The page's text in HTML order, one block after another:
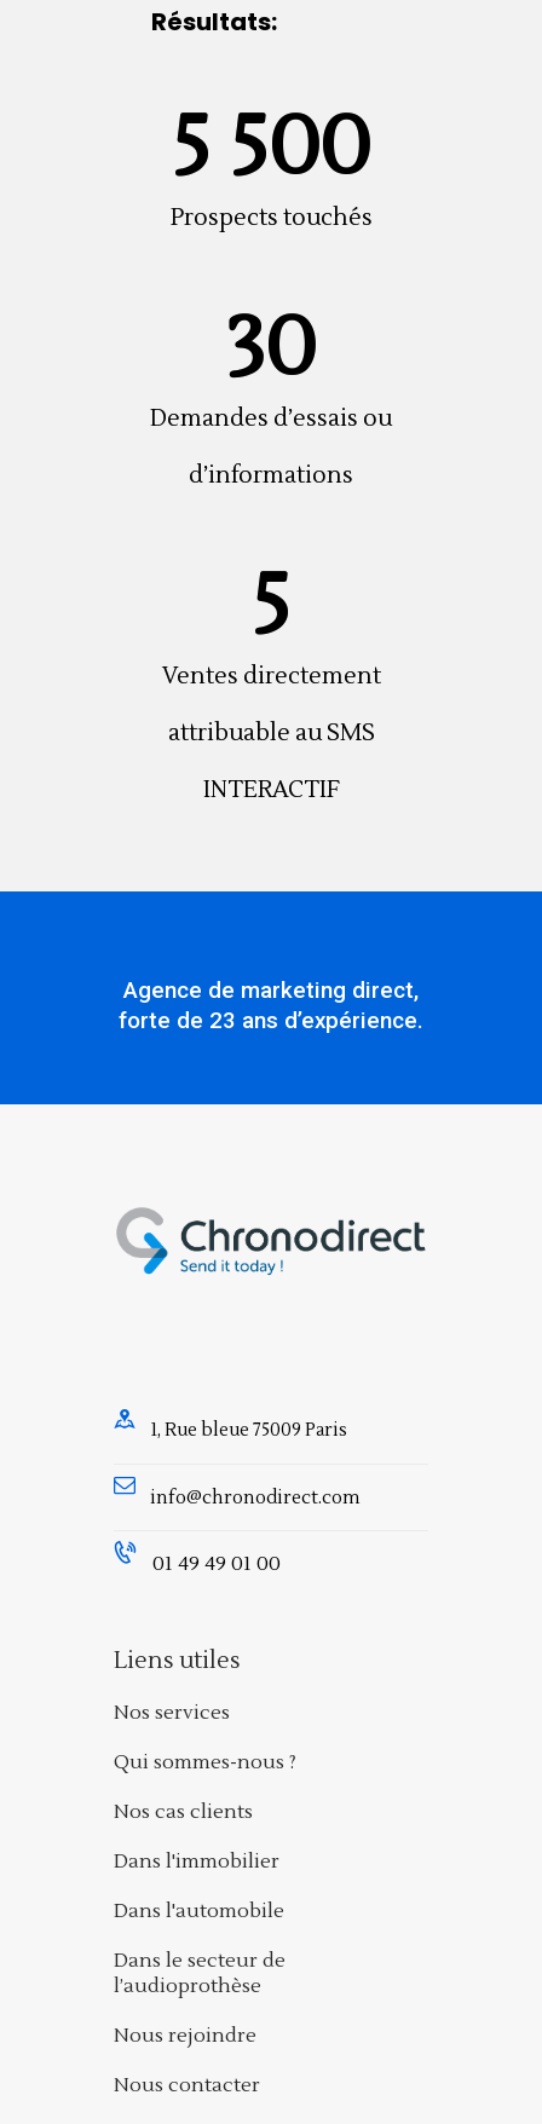
Résultats:
5 500
Prospects touchés
30
Demandes d’essais ou
d’informations
5
Ventes directement
attribuable au SMS
INTERACTIF
Agence de marketing direct,
forte de 23 ans d’expérience.
1, Rue bleue 75009 Paris
info@chronodirect.com
01 49 49 01 00
Liens utiles
Nos services
Qui sommes-nous ?
Nos cas clients
Dans l'immobilier
Dans l'automobile
Dans le secteur de
l’audioprothèse
Nous rejoindre
Nous contacter